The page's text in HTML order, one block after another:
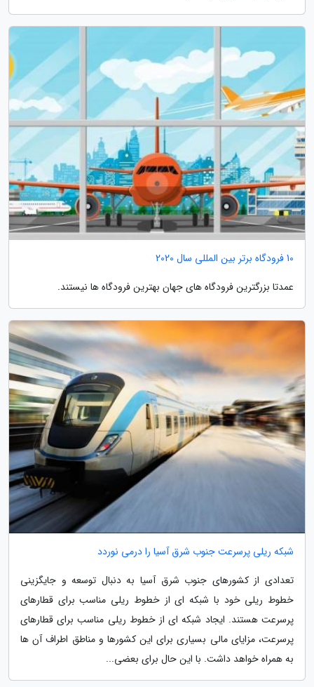
10 فرودگاه برتر بین المللی سال 2020
عمدتا بزرگترین فرودگاه های جهان بهترین فرودگاه ها نیستند.
شبکه ریلی پرسرعت جنوب شرق آسیا را درمی نوردد
تعدادی از کشورهای جنوب شرق آسیا به دنبال توسعه و جایگزینی
خطوط ریلی خود با شبکه ای از خطوط ریلی مناسب برای قطارهای
پرسرعت هستند. ایجاد شبکه ای از خطوط ریلی مناسب برای قطارهای
پرسرعت، مزایای مالی بسیاری برای این کشورها و مناطق اطراف آن ها
به همراه خواهد داشت. با این حال برای بعضی...